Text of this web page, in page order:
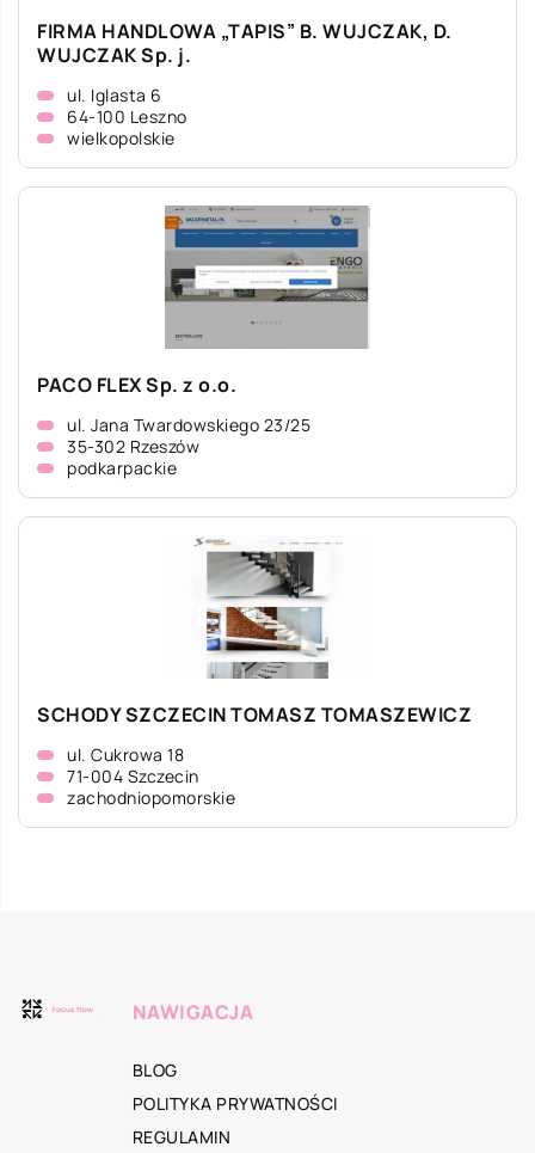
FIRMA HANDLOWA „TAPIS” B. WUJCZAK, D.
WUJCZAK Sp. j.
ul. Iglasta 6
64-100 Leszno
wielkopolskie
PACO FLEX Sp. z o.o.
ul. Jana Twardowskiego 23/25
35-302 Rzeszów
podkarpackie
SCHODY SZCZECIN TOMASZ TOMASZEWICZ
ul. Cukrowa 18
71-004 Szczecin
zachodniopomorskie
NAWIGACJA
BLOG
POLITYKA PRYWATNOŚCI
REGULAMIN